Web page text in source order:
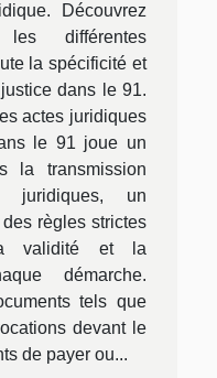
Découvrez
différentes
la spécificité et
justice dans le 91.
actes juridiques
le 91 joue un
la transmission
juridiques, un
règles strictes
validité et la
démarche.
tels que
devant le
de payer ou...